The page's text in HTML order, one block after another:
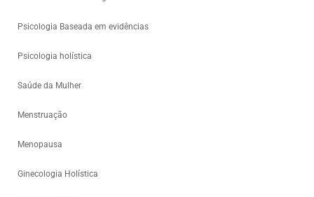
Psicologia Baseada em evidências
Psicologia holística
Saúde da Mulher
Menstruação
Menopausa
Ginecologia Holística